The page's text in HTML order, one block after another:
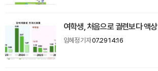
여학생, 처음으로 궐련보다 액
임혜정 기자07.29 14:16